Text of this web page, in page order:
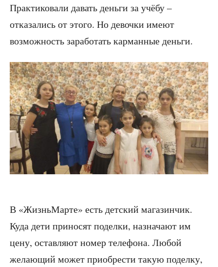
Практиковали давать деньги за учёбу –
отказались от этого. Но девочки имеют
возможность заработать карманные деньги.
В «ЖизньМарте» есть детский магазинчик.
Куда дети приносят поделки, назначают им
цену, оставляют номер телефона. Любой
желающий может приобрести такую поделку,